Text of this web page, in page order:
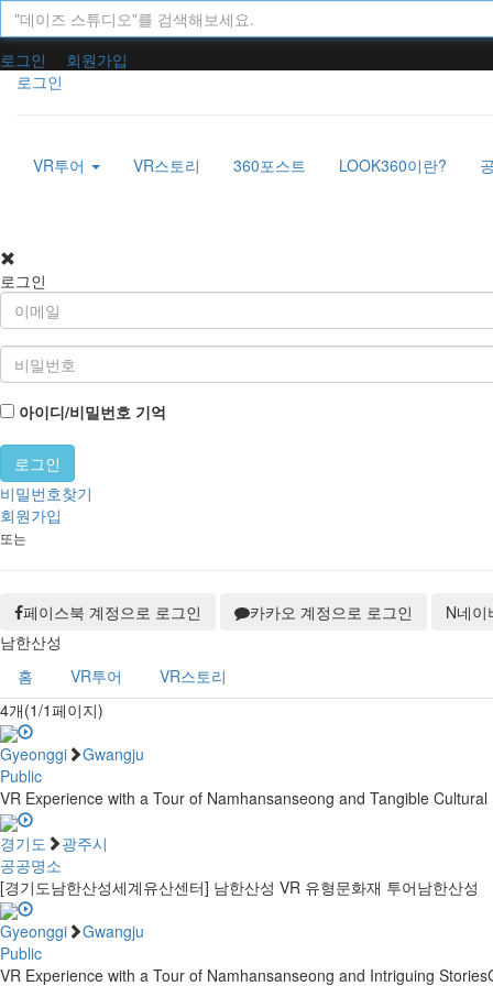
로그인
회원가입
로그인
VR투어 VR스토리 360포스트 LOOK360이란?
로그인
아이디/비밀번호 기억
비밀번호찾기
회원가입
또는
페이스북 계정으로 로그인 카카오 계정으로 로그인 N네이
남한산성
홈
VR투어
VR스토리
4개(1/1페이지)
Gyeonggi
Gwangju
Public
VR Experience with a Tour of Namhansanseong and Tangible Cultural
경기도
광주시
공공명소
[경기도남한산성세계유산센터] 남한산성 VR 유형문화재 투어남한산성
Gyeonggi
Gwangju
Public
VR Experience with a Tour of Namhansanseong and Intriguing Stories